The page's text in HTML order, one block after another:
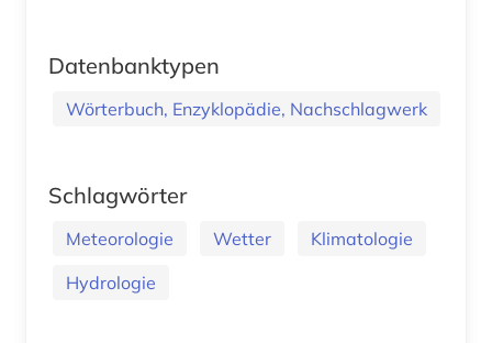
Datenbanktypen
Wörterbuch, Enzyklopädie, Nachschlagwerk
Schlagwörter
Meteorologie Wetter
Klimatologie
Hydrologie